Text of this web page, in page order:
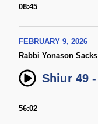
08:45
FEBRUARY 9, 2026
Rabbi Yonason Sacks
56:02